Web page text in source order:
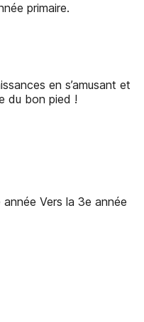
primaire.
en s’amusant et
du bon pied !
année Vers la 3e année